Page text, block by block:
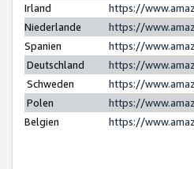
Irland
https://
Niederlande
https://
Spanien
https://
Deutschland
https://
Schweden
https://
Polen
https://
Belgien
https://